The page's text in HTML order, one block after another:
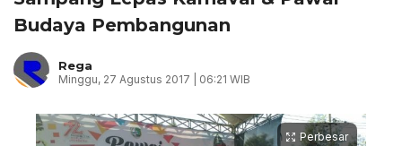
Budaya Pembangunan
Rega
Minggu, 27 Agustus 2017 | 06:21 WIB
Perbesar